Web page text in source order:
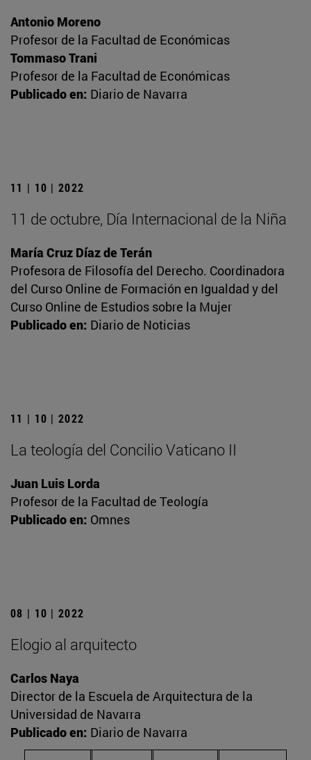
Antonio Moreno
Profesor de la Facultad de Económicas
Tommaso Trani
Profesor de la Facultad de Económicas
Publicado en: Diario de Navarra
11 | 10 | 2022
11 de octubre, Día Internacional de la Niña
María Cruz Díaz de Terán
Profesora de Filosofía del Derecho. Coordinadora
del Curso Online de Formación en Igualdad y del
Curso Online de Estudios sobre la Mujer
Publicado en: Diario de Noticias
11 | 10 | 2022
La teología del Concilio Vaticano II
Juan Luis Lorda
Profesor de la Facultad de Teología
Publicado en: Omnes
08 | 10 | 2022
Elogio al arquitecto
Carlos Naya
Director de la Escuela de Arquitectura de la
Universidad de Navarra
Publicado en: Diario de Navarra